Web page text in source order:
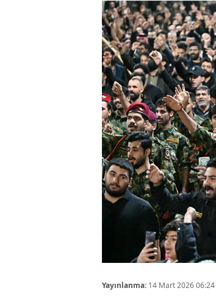
Yayınlanma: 14 Mart 2026 06:24